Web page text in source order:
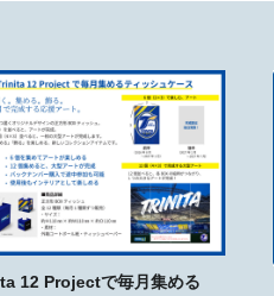
12 Projectで毎月集める